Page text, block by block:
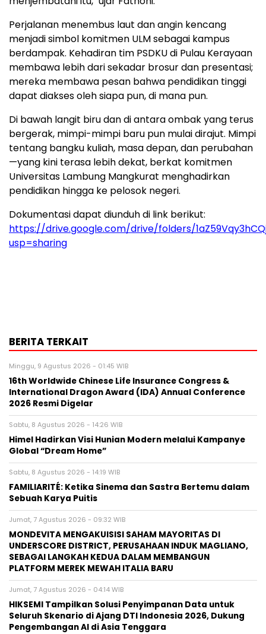
Perjalanan menembus laut dan angin kencang
menjadi simbol komitmen ULM sebagai kampus
berdampak. Kehadiran tim PSDKU di Pulau Kerayaan
membawa lebih dari sekadar brosur dan presentasi;
mereka membawa pesan bahwa pendidikan tinggi
dapat diakses oleh siapa pun, di mana pun.
Di bawah langit biru dan di antara ombak yang terus
bergerak, mimpi-mimpi baru pun mulai dirajut. Mimpi
tentang bangku kuliah, masa depan, dan perubahan
—yang kini terasa lebih dekat, berkat komitmen
Universitas Lambung Mangkurat menghadirkan
pendidikan hingga ke pelosok negeri.
Dokumentasi dapat diunduh di link berikut:
https://drive.google.com/drive/folders/
usp=sharing
BERITA TERKAIT
Minggu, 9 Agustus 2026 - 01:45 WIB
16th Worldwide Chinese Life Insurance Congress &
International Dragon Award (IDA) Annual Conference
2026 Resmi Digelar
Sabtu, 8 Agustus 2026 - 14:26 WIB
Himel Hadirkan Visi Hunian Modern melalui Kampanye
Global “Dream Home”
Sabtu, 8 Agustus 2026 - 14:19 WIB
FAMILIARITÉ: Ketika Sinema dan Sastra Bertemu dalam
Sebuah Karya Puitis
Jumat, 7 Agustus 2026 - 09:32 WIB
MONDEVITA MENGAKUISISI SAHAM MAYORITAS DI
UNDERSCORE DISTRICT, PERUSAHAAN INDUK MAGLIANO,
SEBAGAI LANGKAH KEDUA DALAM MEMBANGUN
PLATFORM MEREK MEWAH ITALIA BARU
Jumat, 7 Agustus 2026 - 04:14 WIB
HIKSEMI Tampilkan Solusi Penyimpanan Data untuk
Seluruh Skenario di Ajang DTI Indonesia 2026, Dukung
Pengembangan AI di Asia Tenggara